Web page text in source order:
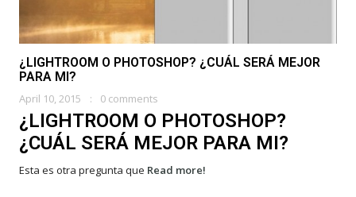
¿LIGHTROOM O PHOTOSHOP? ¿CUÁL SERÁ MEJOR
PARA MI?
April 10, 2015 0 comments
¿LIGHTROOM O PHOTOSHOP?
¿CUÁL SERÁ MEJOR PARA MI?
Esta es otra pregunta que Read more!